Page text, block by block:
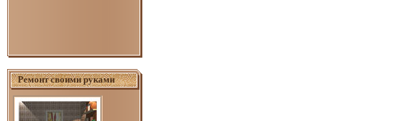
Ремонт своими руками